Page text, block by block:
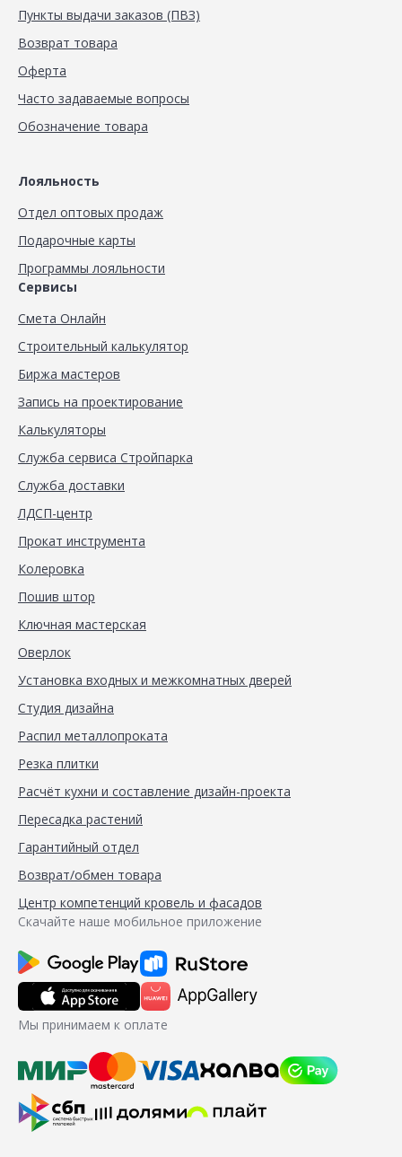
Пункты выдачи заказов (ПВЗ)
Возврат товара
Оферта
Часто задаваемые вопросы
Обозначение товара
Лояльность
Отдел оптовых продаж
Подарочные карты
Программы лояльности
Сервисы
Смета Онлайн
Строительный калькулятор
Биржа мастеров
Запись на проектирование
Калькуляторы
Служба сервиса Стройпарка
Служба доставки
ЛДСП-центр
Прокат инструмента
Колеровка
Пошив штор
Ключная мастерская
Оверлок
Установка входных и межкомнатных дверей
Студия дизайна
Распил металлопроката
Резка плитки
Расчёт кухни и составление дизайн-проекта
Пересадка растений
Гарантийный отдел
Возврат/обмен товара
Центр компетенций кровель и фасадов
Скачайте наше мобильное приложение
Мы принимаем к оплате